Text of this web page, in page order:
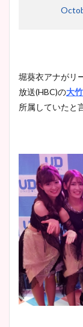
堀葵衣アナがリ
放送(HBC)の大
所属していたと